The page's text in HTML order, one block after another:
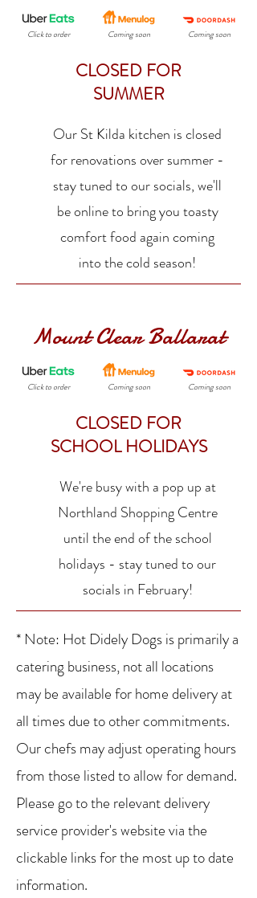
Click to order Coming soon Coming soon
CLOSED FOR
SUMMER
Our St Kilda kitchen is closed
for renovations over summer -
stay tuned to our socials, we'll
be online to bring you toasty
comfort food again coming
into the cold season!
Mount Clear Ballarat
Click to order Coming soon Coming soon
CLOSED FOR
SCHOOL HOLIDAYS
We're busy with a pop up at
Northland Shopping Centre
until the end of the school
holidays - stay tuned to our
socials in February!
* Note: Hot Didely Dogs is primarily a
catering business, not all locations
may be available for home delivery at
all times due to other commitments.
Our chefs may adjust operating hours
from those listed to allow for demand.
Please go to the relevant delivery
service provider's website via the
clickable links for the most up to date
information.